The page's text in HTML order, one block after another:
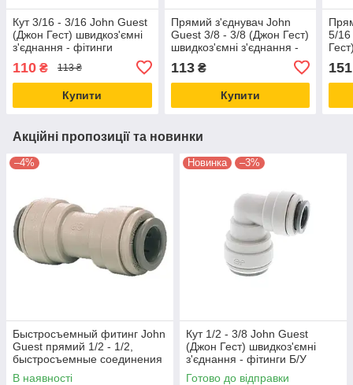
Кут 3/16 - 3/16 John Guest
(Джон Гест) швидкоз'ємні
з'єднання - фітинги
110 ₴ 113 ₴
Купити
Прямий з'єднувач John
Guest 3/8 - 3/8 (Джон Гест)
швидкоз'ємні з'єднання -
113₴
Купити
5/
151
Акційні пропозиції та новинки
–4%
Быстросъемный фитинг John
Guest прямий 1/2 - 1/2,
быстросъемные соединения
- фитинги Джон Гест Б/У
В наявності
Новинка –3%
Кут 1/2 - 3/8 John Guest
(Джон Гест) швидкоз'ємні
з'єднання - фітинги Б/У
Готово до відправки